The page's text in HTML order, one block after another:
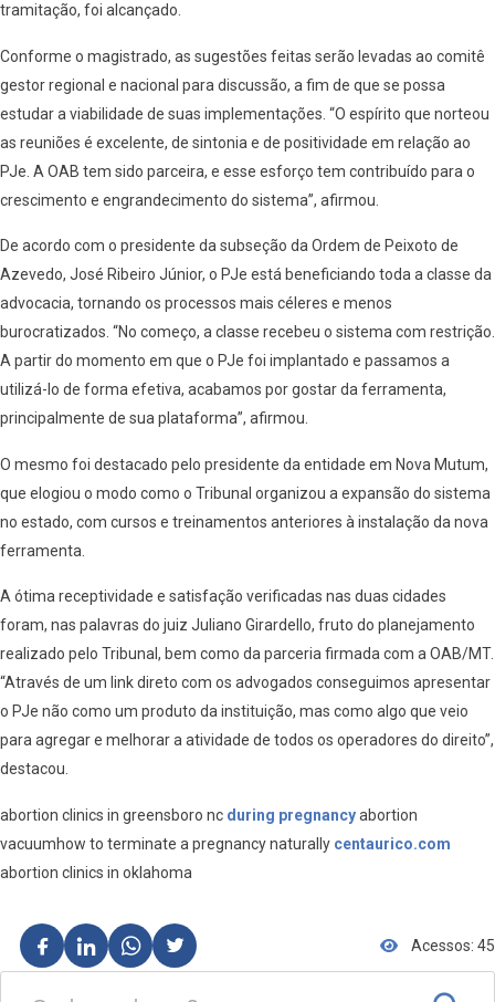
tramitação, foi alcançado.
Conforme o magistrado, as sugestões feitas serão levadas ao comitê
gestor regional e nacional para discussão, a fim de que se possa
estudar a viabilidade de suas implementações. “O espírito que norteou
as reuniões é excelente, de sintonia e de positividade em relação ao
PJe. A OAB tem sido parceira, e esse esforço tem contribuído para o
crescimento e engrandecimento do sistema”, afirmou.
De acordo com o presidente da subseção da Ordem de Peixoto de
Azevedo, José Ribeiro Júnior, o PJe está beneficiando toda a classe da
advocacia, tornando os processos mais céleres e menos
burocratizados. “No começo, a classe recebeu o sistema com restrição.
A partir do momento em que o PJe foi implantado e passamos a
utilizá-lo de forma efetiva, acabamos por gostar da ferramenta,
principalmente de sua plataforma”, afirmou.
O mesmo foi destacado pelo presidente da entidade em Nova Mutum,
que elogiou o modo como o Tribunal organizou a expansão do sistema
no estado, com cursos e treinamentos anteriores à instalação da nova
ferramenta.
A ótima receptividade e satisfação verificadas nas duas cidades
foram, nas palavras do juiz Juliano Girardello, fruto do planejamento
realizado pelo Tribunal, bem como da parceria firmada com a OAB/MT.
“Através de um link direto com os advogados conseguimos apresentar
o PJe não como um produto da instituição, mas como algo que veio
para agregar e melhorar a atividade de todos os operadores do direito”,
destacou.
abortion clinics in greensboro nc during pregnancyabortion
vacuumhow to terminate a pregnancy naturally centaurico.com
abortion clinics in oklahoma
Acessos: 45